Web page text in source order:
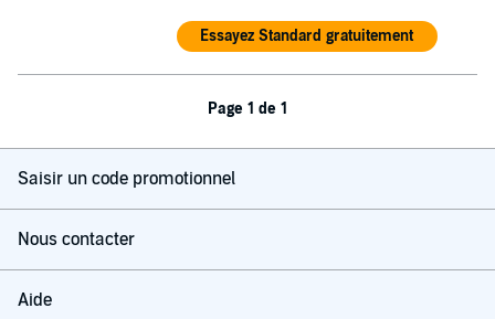
Essayez Standard gratuitement
Page 1 de 1
Saisir un code promotionnel
Nous contacter
Aide